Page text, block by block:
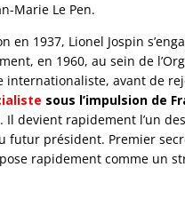
Marie Le Pen.
en 1937, Lionel Jospin
en 1960, au sein de
internationaliste, avant de
sous l’impulsion de
. Il devient rapidement l’un
futur président. Premier
rapidement comme un